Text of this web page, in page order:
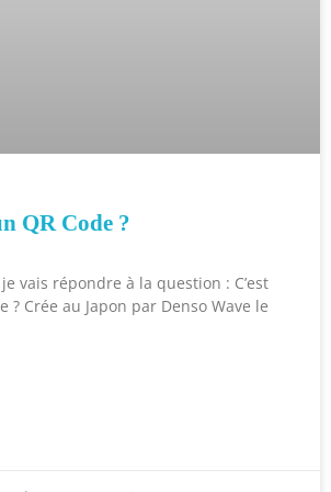
QR Code ?
vais répondre à la question : C’est
? Crée au Japon par Denso Wave le